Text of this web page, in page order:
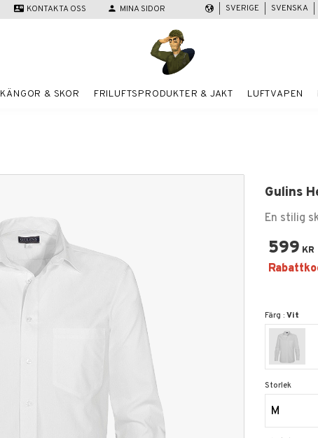
contact_mail KONTAKTA OSS person MINA SIDOR SVERIGE SVENSKA
KÄNGOR & SKOR FRILUFTSPRODUKTER & JAKT LUFTVAPEN
Gulins
En stilig
599 KR
Färg :Vit
Storlek
M